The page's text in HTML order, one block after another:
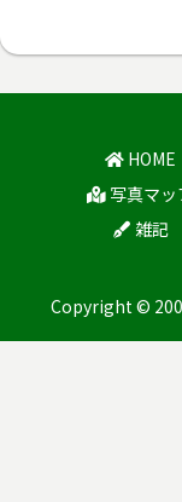
HOME
写真マッ
雑記
Copyright ©